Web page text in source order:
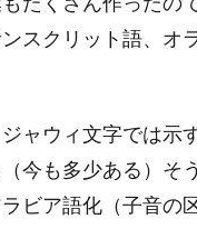
スクリット語、オ
ャウィ文字では示
今も多少ある）そ
ビア語化（子音の